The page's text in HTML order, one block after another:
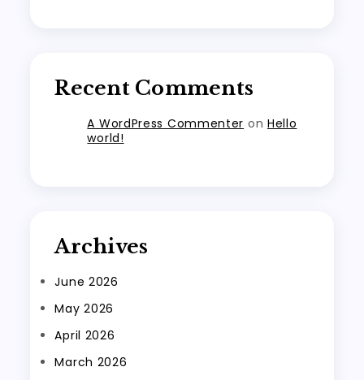
Recent Comments
A WordPress Commenter on Hello
world!
Archives
June 2026
May 2026
April 2026
March 2026